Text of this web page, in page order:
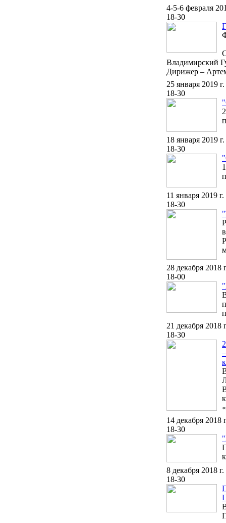
4-5-6 февраля
18-30
Владимирский
Дирижер –
25 января 2019 г.
18-30
18 января 2019 г.
18-30
11 января 2019 г.
18-30
28 декабря 2018
18-00
21 декабря 2018
18-30
14 декабря 2018
18-30
8 декабря 2018
18-30